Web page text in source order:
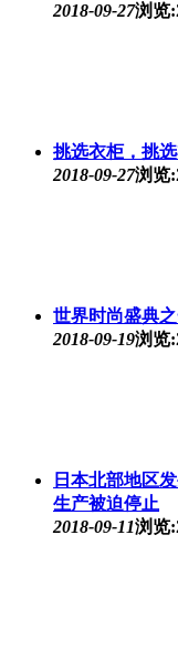
2018-09-27浏览
挑选衣柜，挑
2018-09-27浏览
世界时尚盛典
2018-09-19浏览
日本北部地区
生产被迫停止
2018-09-11浏览